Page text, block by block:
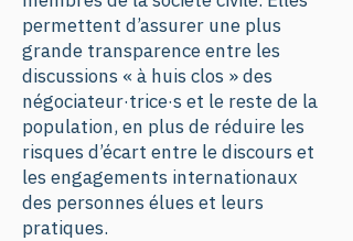
permettent d’assurer une plus
grande transparence entre les
discussions « à huis clos » des
négociateur·trice·s et le reste de la
population, en plus de réduire les
risques d’écart entre le discours et
les engagements internationaux
des personnes élues et leurs
pratiques.